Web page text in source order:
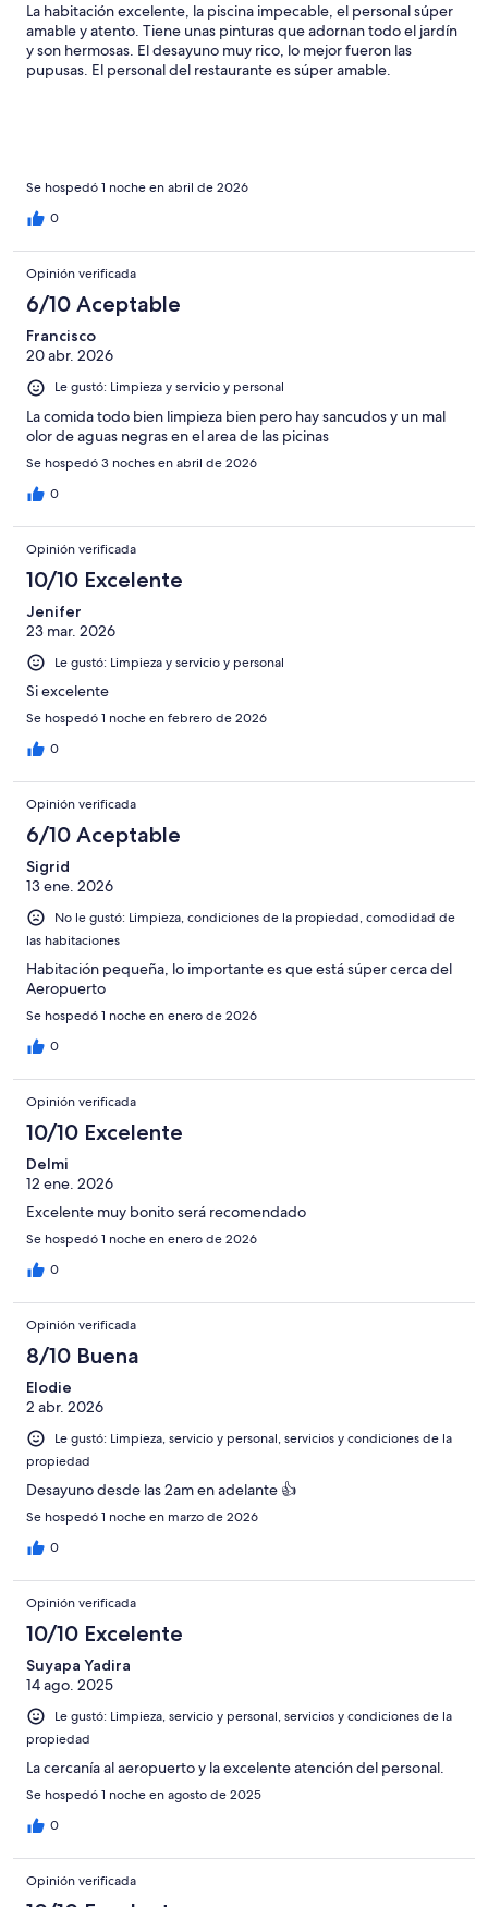
La habitación excelente, la piscina impecable, el personal súper
amable y atento. Tiene unas pinturas que adornan todo el jardín
y son hermosas. El desayuno muy rico, lo mejor fueron las
pupusas. El personal del restaurante es súper amable.
Se hospedó 1 noche en abril de 2026
0
Opinión verificada
6/10 Aceptable
Francisco
20 abr. 2026
Le gustó: Limpieza y servicio y personal
La comida todo bien limpieza bien pero hay sancudos y un mal
olor de aguas negras en el area de las picinas
Se hospedó 3 noches en abril de 2026
0
Opinión verificada
10/10 Excelente
Jenifer
23 mar. 2026
Le gustó: Limpieza y servicio y personal
Si excelente
Se hospedó 1 noche en febrero de 2026
0
Opinión verificada
6/10 Aceptable
Sigrid
13 ene. 2026
No le gustó: Limpieza, condiciones de la propiedad, comodidad de
las habitaciones
Habitación pequeña, lo importante es que está súper cerca del
Aeropuerto
Se hospedó 1 noche en enero de 2026
0
Opinión verificada
10/10 Excelente
Delmi
12 ene. 2026
Excelente muy bonito será recomendado
Se hospedó 1 noche en enero de 2026
0
Opinión verificada
8/10 Buena
Elodie
2 abr. 2026
Le gustó: Limpieza, servicio y personal, servicios y condiciones de la
propiedad
Desayuno desde las 2am en adelante 👍
Se hospedó 1 noche en marzo de 2026
0
Opinión verificada
10/10 Excelente
Suyapa Yadira
14 ago. 2025
Le gustó: Limpieza, servicio y personal, servicios y condiciones de la
propiedad
La cercanía al aeropuerto y la excelente atención del personal.
Se hospedó 1 noche en agosto de 2025
0
Opinión verificada